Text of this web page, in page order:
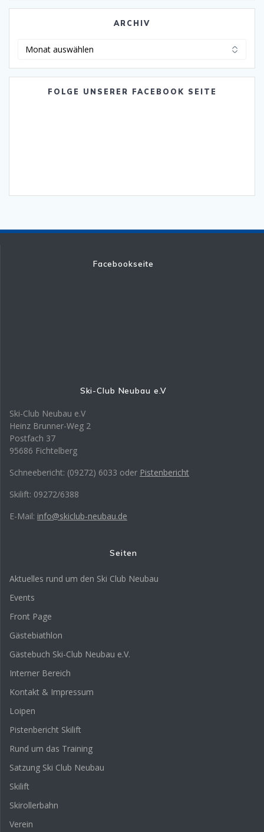
ARCHIV
FOLGE UNSERER FACEBOOK SEITE
Facebookseite
Ski-Club Neubau e.V
Ski-Club Neubau e.V
Heinz Brunner-Weg 2
Postfach 37
95686 Fichtelberg
Schneebericht: (09272) 6033 oder Pistenbericht
Skilift: 09272/6388
E-Mail: info@skiclub-neubau.de
Seiten
Aktuelles rund um den Ski Club Neubau
Events
Front Page
Gästebiathlon
Gästebuch Ski-Club Neubau e.V.
Interner Bereich
Kontakt & Impressum
Loipen
Pistenbericht Skilift
Rund um das Training
Satzung Ski Club Neubau
Skilift
Skirollerbahn
Verein